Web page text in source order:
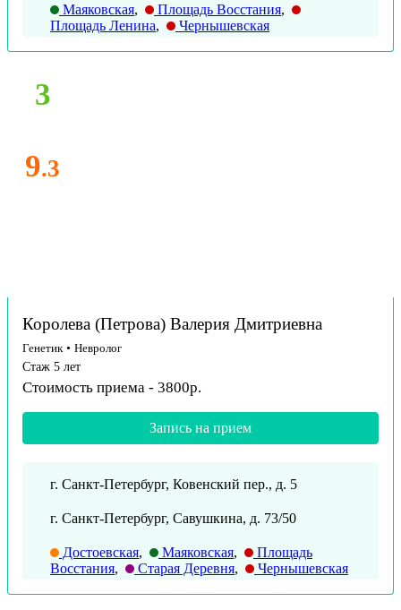
Маяковская, Площадь Восстания,
Площадь Ленина, Чернышевская
3
9.3
Королева (Петрова) Валерия Дмитриевна
Генетик • Невролог
Стаж 5 лет
Стоимость приема - 3800р.
Запись на прием
г. Санкт-Петербург, Ковенский пер., д. 5
г. Санкт-Петербург, Савушкина, д. 73/50
Достоевская, Маяковская,
Площадь
Восстания, Старая Деревня, Чернышевская